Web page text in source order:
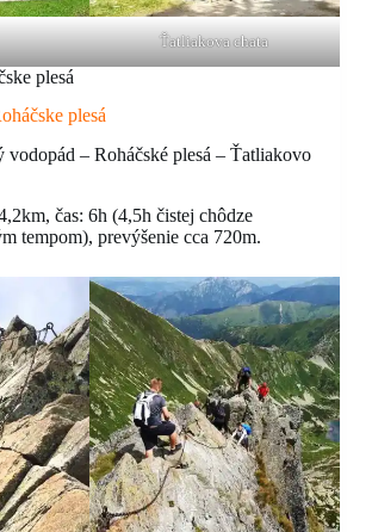
Ťatliakova chata
plesá
plesá
vodopád – Roháčské plesá – Ťatliakovo
čas: 6h (4,5h čistej chôdze
tempom), prevýšenie cca 720m.